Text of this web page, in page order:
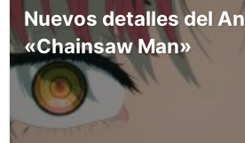
Nuevos detalles del
«Chainsaw Man»